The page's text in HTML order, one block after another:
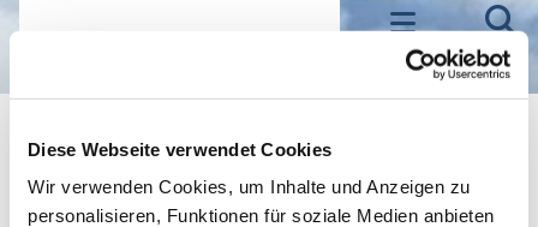
Diese Webseite verwendet Cookies
Wir verwenden Cookies, um Inhalte und Anzeigen zu
personalisieren, Funktionen für soziale Medien anbieten